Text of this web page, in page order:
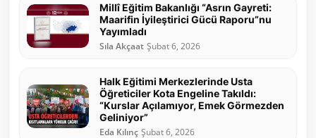
Millî Eğitim Bakanlığı “Asrın Gayreti:
Maarifin İyileştirici Gücü Raporu”nu
Yayımladı
Sıla Akçaat Şubat 6, 2026
Halk Eğitimi Merkezlerinde Usta
Öğreticiler Kota Engeline Takıldı:
“Kurslar Açılamıyor, Emek Görmezden
Geliniyor”
Eda Kılınç Şubat 6, 2026